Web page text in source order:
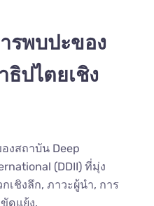
รพบปะของ
ปไตยเชิง
งสถาบัน Deep
(DDII) ที่มุ่ง
เชิงลึก, ภาวะผู้นำ, การ
ดแย้ง.